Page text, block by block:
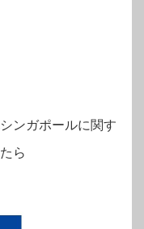
ンガポールに関す
ら